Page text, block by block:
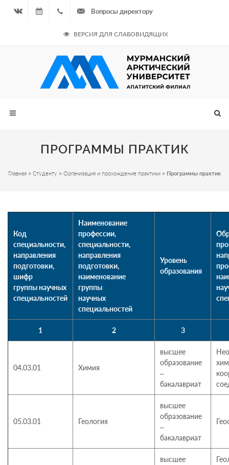
07.08.2026
- Чётная
неделя
964
687
Вопросы директору
ВЕРСИЯ ДЛЯ СЛАБОВИДЯЩИХ
ПРОГРАММЫ ПРАКТИК
Главная » Студенту » Организация и прохождение практики » Программы практик
Код
специальности,
направления
подготовки,
шифр
группы научных
специальностей
Наименование
профессии,
специальности,
направления
подготовки,
наименование
группы
научных
специальностей
Уровень
образования
1 2 3
04.03.01 Химия
высшее
образование
–
бакалавриат
05.03.01 Геология
высшее
образование
–
бакалавриат
высшее